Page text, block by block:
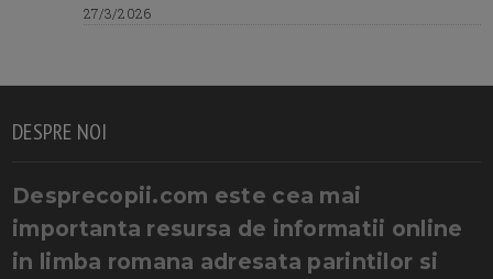
27/3/2026
DESPRE NOI
Desprecopii.com este cea mai
importanta resursa de informatii online
in limba romana adresata parintilor si